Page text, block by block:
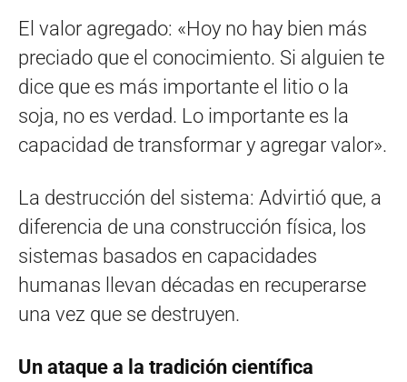
El valor agregado: «Hoy no hay bien más
preciado que el conocimiento. Si alguien te
dice que es más importante el litio o la
soja, no es verdad. Lo importante es la
capacidad de transformar y agregar valor».
La destrucción del sistema: Advirtió que, a
diferencia de una construcción física, los
sistemas basados en capacidades
humanas llevan décadas en recuperarse
una vez que se destruyen.
Un ataque a la tradición científica